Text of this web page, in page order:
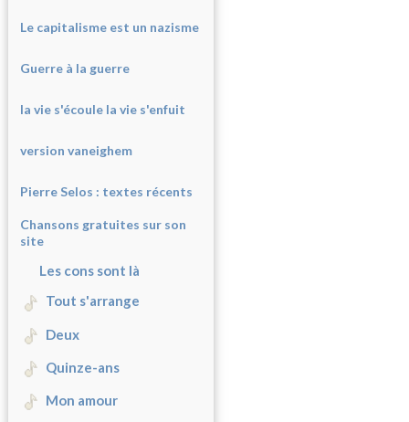
Le capitalisme est un nazisme
Guerre à la guerre
la vie s'écoule la vie s'enfuit
version vaneighem
Pierre Selos : textes récents
Chansons gratuites sur son
site
Les cons sont là
Tout s'arrange
Deux
Quinze-ans
Mon amour